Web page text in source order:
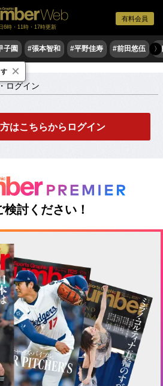
有料会員
6時・11時・17時更新
子園 #張本智和 #平野佳寿 #前田悠伍 #
〉
イン
ログイン
はこちらからログイン
検討ください！
×